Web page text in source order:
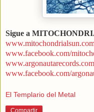
Sigue a
www.facebook.com/
www.argonautarecords.com
www.facebook.com/
El Templario del Metal